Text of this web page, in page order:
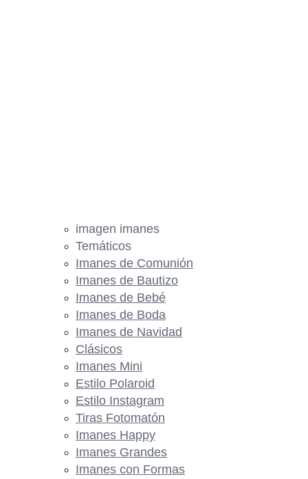
imagen imanes
Temáticos
Imanes de Comunión
Imanes de Bautizo
Imanes de Bebé
Imanes de Boda
Imanes de Navidad
Clásicos
Imanes Mini
Estilo Polaroid
Estilo Instagram
Tiras Fotomatón
Imanes Happy
Imanes Grandes
Imanes con Formas